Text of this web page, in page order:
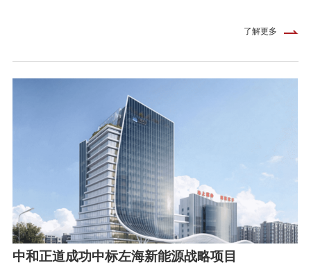
了解更多
中和正道成功中标左海新能源战略项目